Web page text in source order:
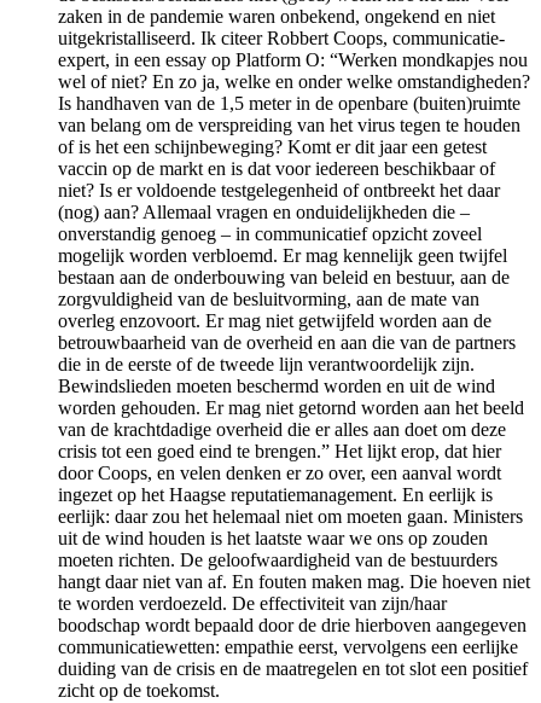
zaken in de pandemie waren onbekend, ongekend en niet
uitgekristalliseerd. Ik citeer Robbert Coops, communicatie-
expert, in een essay op Platform O: “Werken mondkapjes nou
wel of niet? En zo ja, welke en onder welke omstandigheden?
Is handhaven van de 1,5 meter in de openbare (buiten)ruimte
van belang om de verspreiding van het virus tegen te houden
of is het een schijnbeweging? Komt er dit jaar een getest
vaccin op de markt en is dat voor iedereen beschikbaar of
niet? Is er voldoende testgelegenheid of ontbreekt het daar
(nog) aan? Allemaal vragen en onduidelijkheden die –
onverstandig genoeg – in communicatief opzicht zoveel
mogelijk worden verbloemd. Er mag kennelijk geen twijfel
bestaan aan de onderbouwing van beleid en bestuur, aan de
zorgvuldigheid van de besluitvorming, aan de mate van
overleg enzovoort. Er mag niet getwijfeld worden aan de
betrouwbaarheid van de overheid en aan die van de partners
die in de eerste of de tweede lijn verantwoordelijk zijn.
Bewindslieden moeten beschermd worden en uit de wind
worden gehouden. Er mag niet getornd worden aan het beeld
van de krachtdadige overheid die er alles aan doet om deze
crisis tot een goed eind te brengen.” Het lijkt erop, dat hier
door Coops, en velen denken er zo over, een aanval wordt
ingezet op het Haagse reputatiemanagement. En eerlijk is
eerlijk: daar zou het helemaal niet om moeten gaan. Ministers
uit de wind houden is het laatste waar we ons op zouden
moeten richten. De geloofwaardigheid van de bestuurders
hangt daar niet van af. En fouten maken mag. Die hoeven niet
te worden verdoezeld. De effectiviteit van zijn/haar
boodschap wordt bepaald door de drie hierboven aangegeven
communicatiewetten: empathie eerst, vervolgens een eerlijke
duiding van de crisis en de maatregelen en tot slot een positief
zicht op de toekomst.